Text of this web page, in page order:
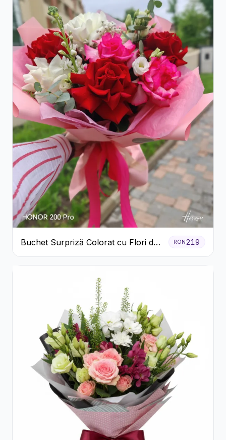
Buchet Surpriză Colorat cu Flori de
Sezon
RON219